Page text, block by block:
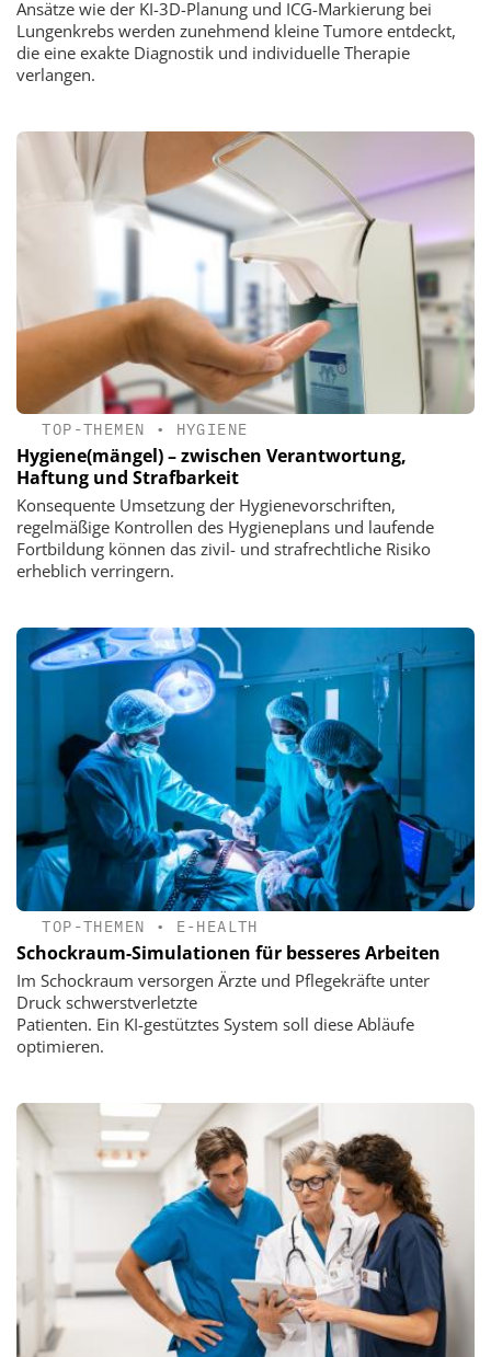
Ansätze wie der KI-3D-Planung und ICG-Markierung bei
Lungenkrebs werden zunehmend kleine Tumore entdeckt,
die eine exakte Diagnostik und individuelle Therapie
verlangen.
TOP-THEMEN • HYGIENE
Hygiene(mängel) – zwischen Verantwortung,
Haftung und Strafbarkeit
Konsequente Umsetzung der Hygienevorschriften,
regelmäßige Kontrollen des Hygieneplans und laufende
Fortbildung können das zivil- und strafrechtliche Risiko
erheblich verringern.
TOP-THEMEN • E-HEALTH
Schockraum-Simulationen für besseres Arbeiten
Im Schockraum versorgen Ärzte und Pflegekräfte unter
Druck schwerstverletzte
Patienten. Ein KI-gestütztes System soll diese Abläufe
optimieren.